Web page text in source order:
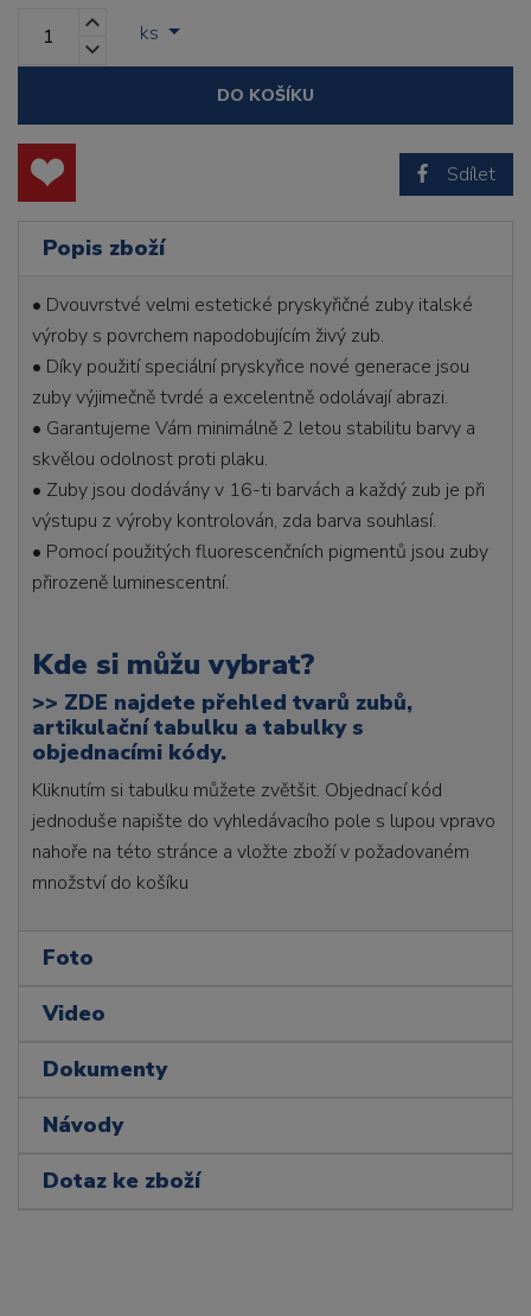
ks
DO KOŠÍKU
Sdílet
Popis zboží
• Dvouvrstvé velmi estetické pryskyřičné zuby italské
výroby s povrchem napodobujícím živý zub.
• Díky použití speciální pryskyřice nové generace jsou
zuby výjimečně tvrdé a excelentně odolávají abrazi.
• Garantujeme Vám minimálně 2 letou stabilitu barvy a
skvělou odolnost proti plaku.
• Zuby jsou dodávány v 16-ti barvách a každý zub je při
výstupu z výroby kontrolován, zda barva souhlasí.
• Pomocí použitých fluorescenčních pigmentů jsou zuby
přirozeně luminescentní.
Kde si můžu vybrat?
>> ZDE najdete přehled tvarů zubů,
artikulační tabulku a tabulky s
objednacími kódy.
Kliknutím si tabulku můžete zvětšit. Objednací kód
jednoduše napište do vyhledávacího pole s lupou vpravo
nahoře na této stránce a vložte zboží v požadovaném
množství do košíku
Foto
Video
Dokumenty
Návody
Dotaz ke zboží